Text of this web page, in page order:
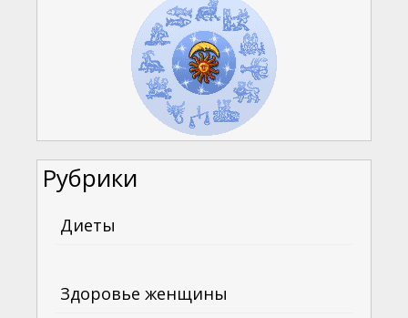
Рубрики
Диеты
Здоровье женщины